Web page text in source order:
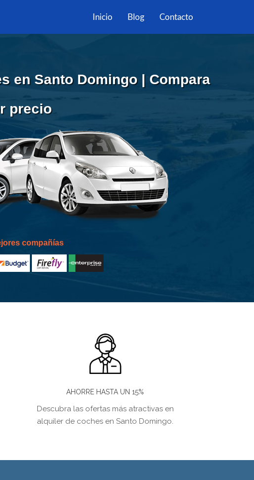
Inicio Blog Contacto
en Santo Domingo | Compara
precio
compañías
AHORRE HASTA UN 15%
Descubra las ofertas más atractivas en
alquiler de coches en Santo Domingo.